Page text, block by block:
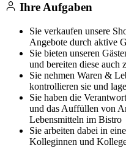
Ihre Aufgaben
Sie verkaufen unsere
Angebote durch aktive
Sie bieten unseren
und bereiten diese auch
Sie nehmen Waren &
kontrollieren sie und
Sie haben die
und das Auffüllen von
Lebensmitteln im Bistro
Sie arbeiten dabei in
Kolleginnen und